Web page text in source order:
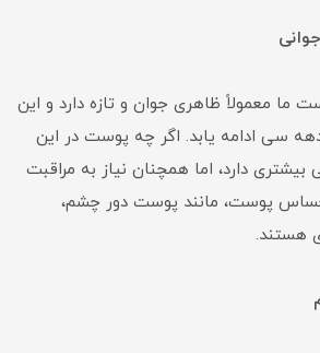
ما معمولاً ظاهری جوان و تازه دارد و این
سی ادامه یابد. اگر چه پوست در این
دارد، اما همچنان نیاز به مراقبت
پوست، مانند پوست دور چشم،
هستند.